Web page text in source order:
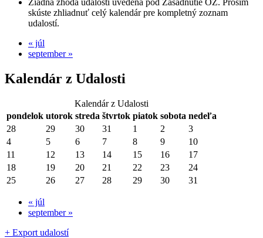
Žiadna zhoda udalosti uvedená pod Zasadnutie OZ. Prosím
skúste zhliadnuť celý kalendár pre kompletný zoznam
udalostí.
« júl
september »
Kalendár z Udalosti
Kalendár z Udalosti
pondelok utorok streda štvrtok piatok sobota nedeľa
28
29 30 31 1 2
3
4
5 6 7 8 9
10
11
12 13 14 15 16
17
18
19 20 21 22 23
24
25
26 27 28 29 30 31
« júl
september »
+ Export udalostí